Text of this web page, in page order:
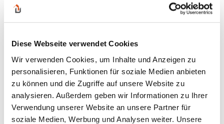
Diese Webseite verwendet Cookies
Wir verwenden Cookies, um Inhalte und Anzeigen zu
personalisieren, Funktionen für soziale Medien anbieten
zu können und die Zugriffe auf unsere Website zu
analysieren. Außerdem geben wir Informationen zu Ihrer
Verwendung unserer Website an unsere Partner für
soziale Medien, Werbung und Analysen weiter. Unsere